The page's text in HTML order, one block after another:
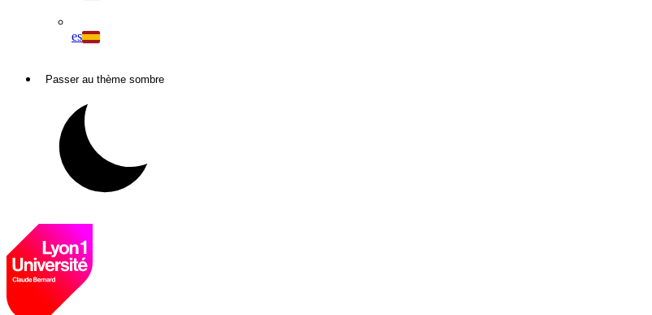
es
Passer au thème sombre